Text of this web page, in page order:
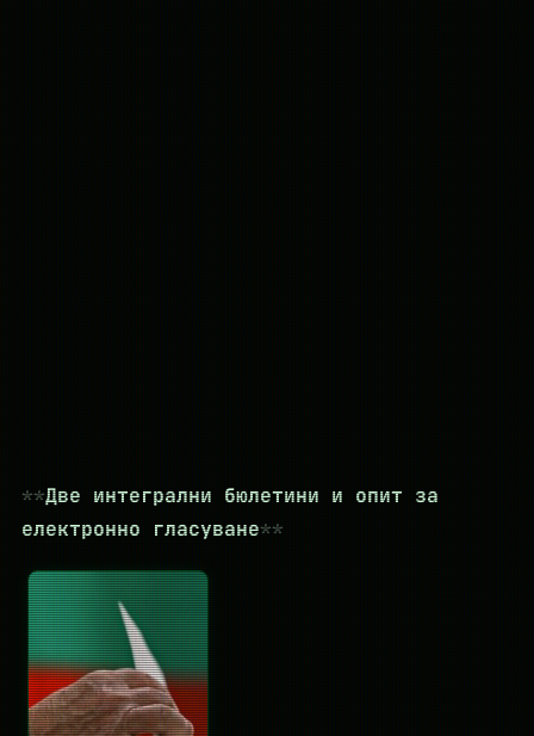
Две интегрални бюлетини и опит за
електронно гласуване